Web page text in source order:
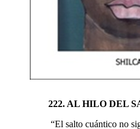
222. AL HILO DEL
“El salto cuántico no